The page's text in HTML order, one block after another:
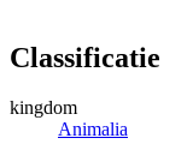
Classificatie
kingdom
Animalia